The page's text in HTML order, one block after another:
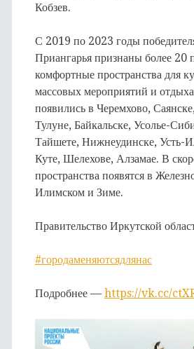
Кобзев.
С 2019 по 2023 годы
Приангарья признаны более 20
комфортные пространства для
массовых мероприятий и
появились в Черемхово,
Тулуне, Байкальске, Усолье-
Тайшете, Нижнеудинске, Усть-
Куте, Шелехове, Алзамае. В
пространства появятся в
Илимском и Зиме.
Правительство Иркутской
#городаменяютсядлянас
Подробнее — https://vk.cc/